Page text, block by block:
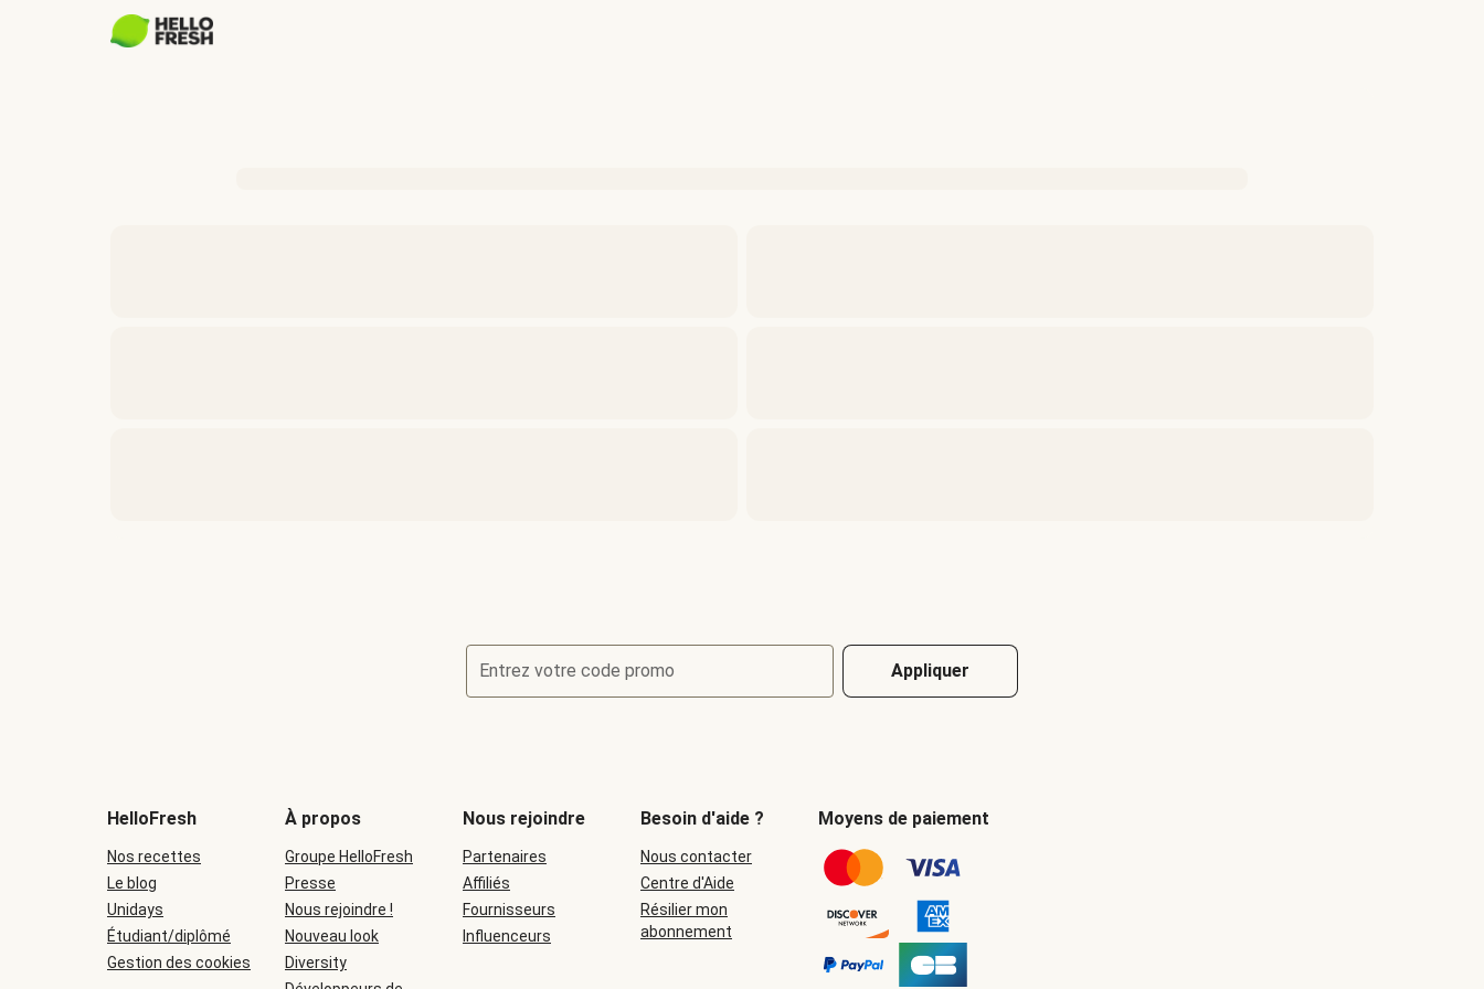
Entrez votre code promo Appliquer
HelloFresh
Nos recettes
Le blog
Unidays
Étudiant/diplômé
Gestion des cookies
À propos
Groupe HelloFresh
Presse
Nous rejoindre !
Nouveau look
Diversity
Nous rejoindre
Partenaires
Affiliés
Fournisseurs
Influenceurs
Besoin d'aide ?
Nous contacter
Centre d'Aide
Résilier mon
abonnement
Moyens de paiement